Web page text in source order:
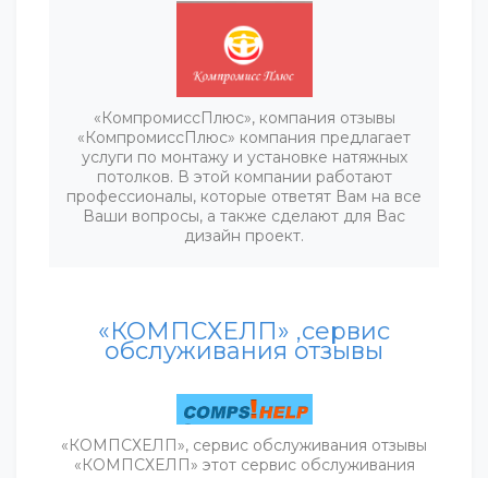
«КомпромиссПлюс», компания отзывы
«КомпромиссПлюс» компания предлагает
услуги по монтажу и установке натяжных
потолков. В этой компании работают
профессионалы, которые ответят Вам на все
Ваши вопросы, а также сделают для Вас
дизайн проект.
«КОМПСХЕЛП» ,сервис
обслуживания отзывы
«КОМПСХЕЛП», сервис обслуживания отзывы
«КОМПСХЕЛП» этот сервис обслуживания